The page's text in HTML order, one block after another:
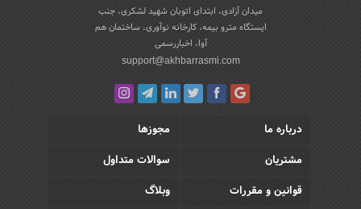
میدان آزادی، ابتدای اتوبان شهید لشکری، جنب
ایستگاه مترو بیمه، کارخانه نوآوری، ساختمان هم
آوا، اخباررسمی
support@akhbarrasmi.com
درباره ما
مجوزها
مشتریان
سوالات متداول
قوانین و مقررات
وبلاگ